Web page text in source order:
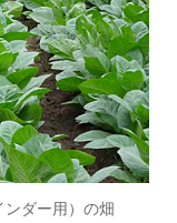
ンダー用）の畑